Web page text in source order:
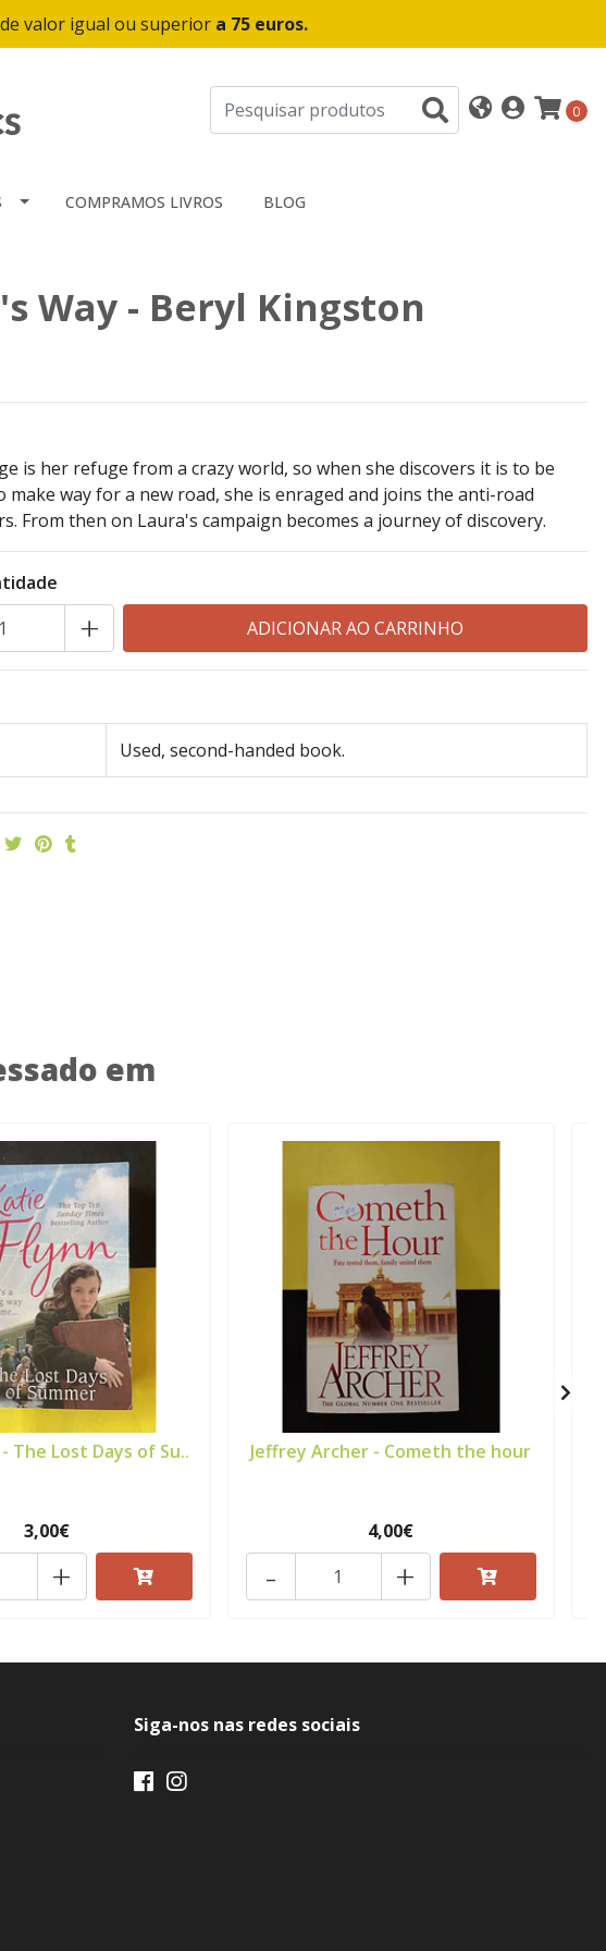
valor igual ou superior a 75 euros.
0
COMPRAMOS LIVROS BLOG
Way - Beryl Kingston
is her refuge from a crazy world, so when she discovers it is to be
make way for a new road, she is enraged and joins the anti-road
From then on Laura's campaign becomes a journey of discovery.
+
Used, second-handed book.
em
The Lost Days of Su..
3,00€
+
Jeffrey Archer - Cometh the hour
4,00€
+
-
Siga-nos nas redes sociais